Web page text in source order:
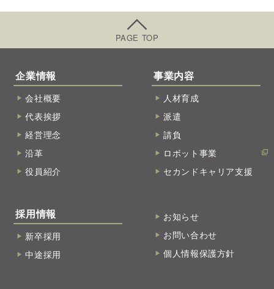
PAGE TOP
企業情報
会社概要
代表挨拶
経営理念
沿革
役員紹介
事業内容
人材育成
派遣
請負
ロボット事業
セカンドキャリア支援
採用情報
新卒採用
中途採用
お知らせ
お問い合わせ
個人情報保護方針